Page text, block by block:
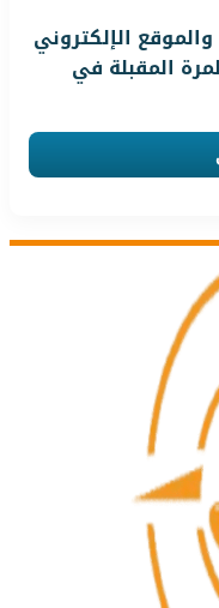
الإلكتروني
المقبلة في